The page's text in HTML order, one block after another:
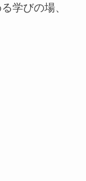
学びの場、